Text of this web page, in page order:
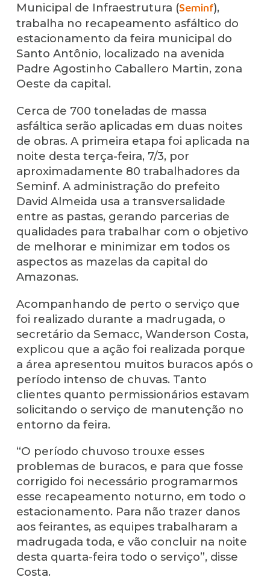
Municipal de Infraestrutura (Seminf),
trabalha no recapeamento asfáltico do
estacionamento da feira municipal do
Santo Antônio, localizado na avenida
Padre Agostinho Caballero Martin, zona
Oeste da capital.
Cerca de 700 toneladas de massa
asfáltica serão aplicadas em duas noites
de obras. A primeira etapa foi aplicada na
noite desta terça-feira, 7/3, por
aproximadamente 80 trabalhadores da
Seminf. A administração do prefeito
David Almeida usa a transversalidade
entre as pastas, gerando parcerias de
qualidades para trabalhar com o objetivo
de melhorar e minimizar em todos os
aspectos as mazelas da capital do
Amazonas.
Acompanhando de perto o serviço que
foi realizado durante a madrugada, o
secretário da Semacc, Wanderson Costa,
explicou que a ação foi realizada porque
a área apresentou muitos buracos após o
período intenso de chuvas. Tanto
clientes quanto permissionários estavam
solicitando o serviço de manutenção no
entorno da feira.
“O período chuvoso trouxe esses
problemas de buracos, e para que fosse
corrigido foi necessário programarmos
esse recapeamento noturno, em todo o
estacionamento. Para não trazer danos
aos feirantes, as equipes trabalharam a
madrugada toda, e vão concluir na noite
desta quarta-feira todo o serviço”, disse
Costa.